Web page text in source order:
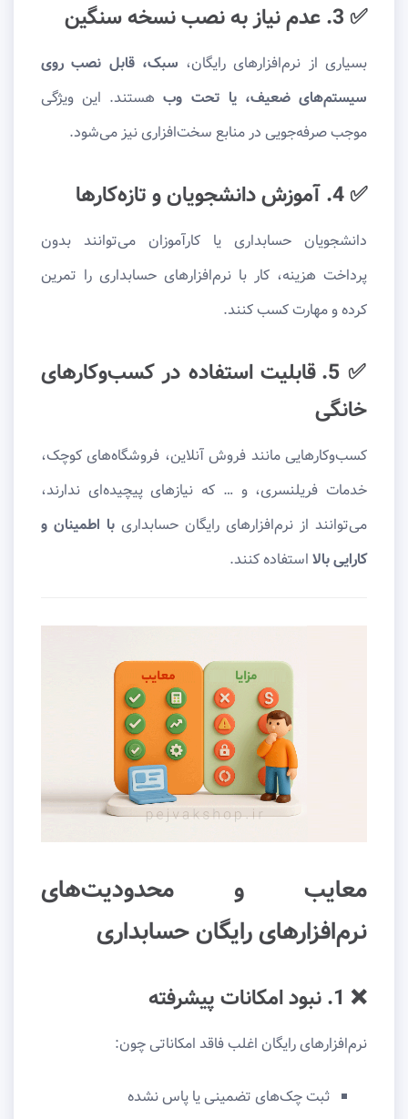
✅ 3. عدم نیاز به نصب نسخه سنگین
بسیاری از نرم‌افزارهای رایگان، سبک، قابل نصب روی
سیستم‌های ضعیف، یا تحت وبهستند. این ویژگی
موجب صرفه‌جویی در منابع سخت‌افزاری نیز می‌شود.
✅ 4. آموزش دانشجویان و تازه‌کارها
دانشجویان حسابداری یا کارآموزان می‌توانند بدون
پرداخت هزینه، کار با نرم‌افزارهای حسابداری را تمرین
کرده و مهارت کسب کنند.
✅ 5. قابلیت استفاده در کسب‌وکارهای
خانگی
کسب‌وکارهایی مانند فروش آنلاین، فروشگاه‌های کوچک،
خدمات فریلنسری، و … که نیازهای پیچیده‌ای ندارند،
می‌توانند از نرم‌افزارهای رایگان حسابداری با اطمینان و
کارایی بالا استفاده کنند.
معایب و محدودیت‌های
نرم‌افزارهای رایگان حسابداری
❌ 1. نبود امکانات پیشرفته
نرم‌افزارهای رایگان اغلب فاقد امکاناتی چون:
ثبت چک‌های تضمینی یا پاس نشده